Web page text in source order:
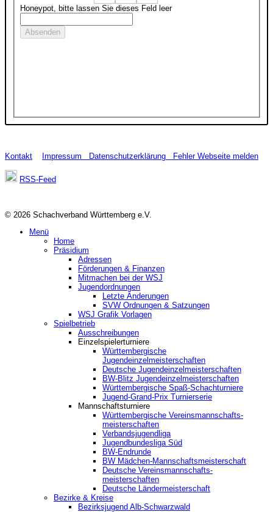
Honeypot, bitte lassen Sie dieses Feld leer
Kontakt Impressum Datenschutzerklärung Fehler Webseite melden
RSS-Feed
© 2026 Schachverband Württemberg e.V.
Menü
Home
Präsidium
Adressen
Förderungen & Finanzen
Mitmachen bei der WSJ
Jugendordnungen
Letzte Änderungen
SVW Ordnungen & Satzungen
WSJ Grafik Vorlagen
Spielbetrieb
Ausschreibungen
Einzelspielerturniere
Württembergische
Jugendeinzelmeisterschaften
Deutsche Jugendeinzelmeisterschaften
BW-Blitz Jugendeinzelmeisterschaften
Württembergische Spaß-Schachturniere
Jugend-Grand-Prix Turnierserie
Mannschaftsturniere
Württembergische Vereinsmannschafts-
meisterschaften
Verbandsjugendliga
Jugendbundesliga Süd
BW-Endrunde
BW Mädchen-Mannschaftsmeisterschaft
Deutsche Vereinsmannschafts-
meisterschaften
Deutsche Ländermeisterschaft
Bezirke & Kreise
Bezirksjugend Alb-Schwarzwald